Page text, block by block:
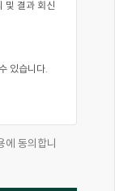
에 동의합니